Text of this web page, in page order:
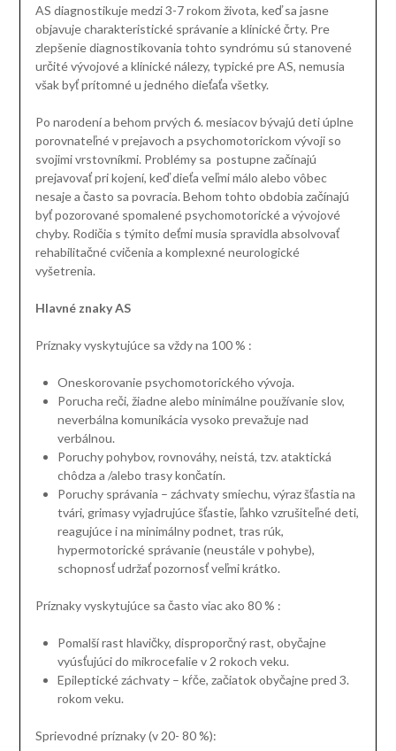
AS diagnostikuje medzi 3-7 rokom života, keď sa jasne
objavuje charakteristické správanie a klinické črty. Pre
zlepšenie diagnostikovania tohto syndrómu sú stanovené
určité vývojové a klinické nálezy, typické pre AS, nemusia
však byť prítomné u jedného dieťaťa všetky.
Po narodení a behom prvých 6. mesiacov bývajú deti úplne
porovnateľné v prejavoch a psychomotorickom vývoji so
svojimi vrstovníkmi. Problémy sa postupne začínajú
prejavovať pri kojení, keď dieťa veľmi málo alebo vôbec
nesaje a často sa povracia. Behom tohto obdobia začínajú
byť pozorované spomalené psychomotorické a vývojové
chyby. Rodičia s týmito deťmi musia spravidla absolvovať
rehabilitačné cvičenia a komplexné neurologické
vyšetrenia.
Hlavné znaky AS
Príznaky vyskytujúce sa vždy na 100 % :
Oneskorovanie psychomotorického vývoja.
Porucha reči, žiadne alebo minimálne používanie slov,
neverbálna komunikácia vysoko prevažuje nad
verbálnou.
Poruchy pohybov, rovnováhy, neistá, tzv. ataktická
chôdza a /alebo trasy končatín.
Poruchy správania – záchvaty smiechu, výraz šťastia na
tvári, grimasy vyjadrujúce šťastie, ľahko vzrušiteľné deti,
reagujúce i na minimálny podnet, tras rúk,
hypermotorické správanie (neustále v pohybe),
schopnosť udržať pozornosť veľmi krátko.
Príznaky vyskytujúce sa často viac ako 80 % :
Pomalší rast hlavičky, disproporčný rast, obyčajne
vyúsťujúci do mikrocefalie v 2 rokoch veku.
Epileptické záchvaty – kŕče, začiatok obyčajne pred 3.
rokom veku.
Sprievodné príznaky (v 20- 80 %):